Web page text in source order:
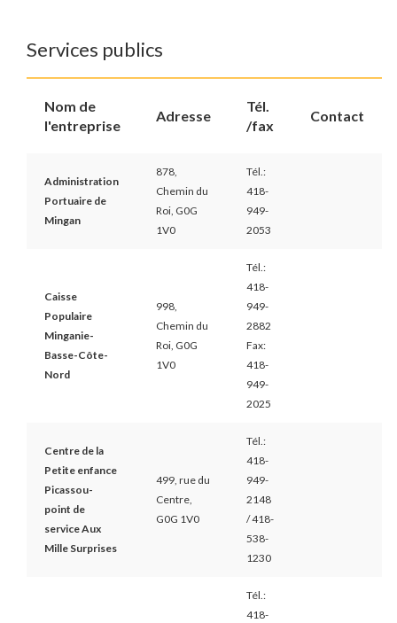
Services publics
Nom de
l'entreprise
Adresse
Tél.
/fax
Contact
Administration
Portuaire de
Mingan
878,
Chemin du
Roi, G0G
1V0
Tél.:
418-
949-
2053
Caisse
Populaire
Minganie-
Basse-Côte-
Nord
998,
Chemin du
Roi, G0G
1V0
Tél.:
418-
949-
2882
Fax:
418-
949-
2025
Centre de la
Petite enfance
Picassou-
point de
service Aux
Mille Surprises
499, rue du
Centre,
G0G 1V0
Tél.:
418-
949-
2148
/ 418-
538-
1230
Tél.:
418-